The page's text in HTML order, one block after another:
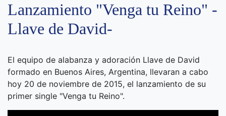
Lanzamiento "Venga tu Reino" -
Llave de David-
El equipo de alabanza y adoración Llave de David
formado en Buenos Aires, Argentina, llevaran a cabo
hoy 20 de noviembre de 2015, el lanzamiento de su
primer single "Venga tu Reino".